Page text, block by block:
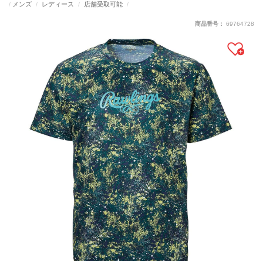
メンズ レディース 店舗受取可能
商品番号： 69764728